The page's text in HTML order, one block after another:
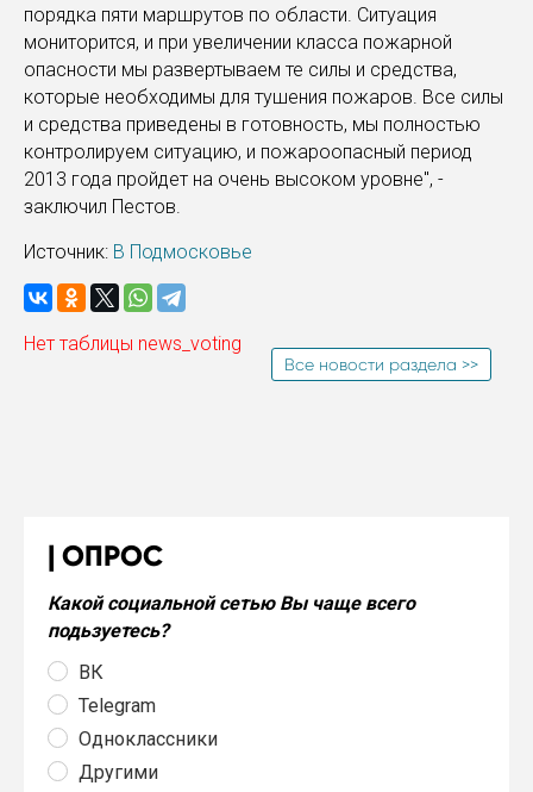
порядка пяти маршрутов по области. Ситуация
мониторится, и при увеличении класса пожарной
опасности мы развертываем те силы и средства,
которые необходимы для тушения пожаров. Все силы
и средства приведены в готовность, мы полностью
контролируем ситуацию, и пожароопасный период
2013 года пройдет на очень высоком уровне", -
заключил Пестов.
Источник: В Подмосковье
Нет таблицы news_voting
Все новости раздела >>
ОПРОС
Какой социальной сетью Вы чаще всего
подьзуетесь?
ВК
Telegram
Одноклассники
Другими